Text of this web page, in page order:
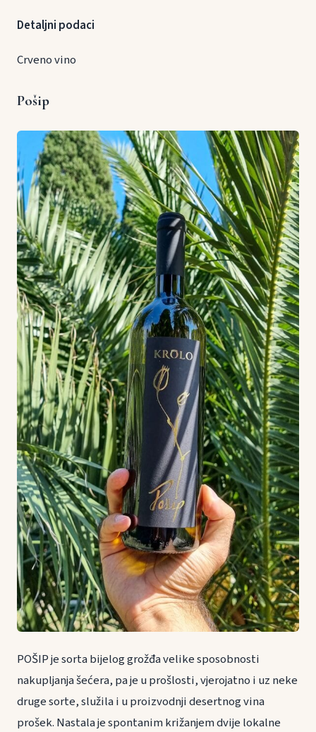
Detaljni podaci
Crveno vino
Pošip
POŠIP je sorta bijelog grožđa velike sposobnosti
nakupljanja šećera, pa je u prošlosti, vjerojatno i uz neke
druge sorte, služila i u proizvodnji desertnog vina
prošek. Nastala je spontanim križanjem dvije lokalne